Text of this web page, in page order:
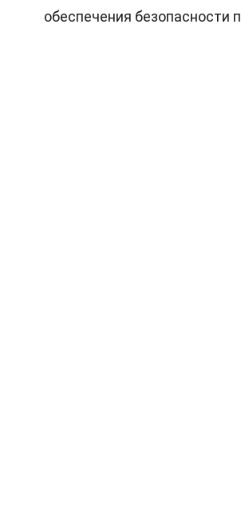
обеспечения безопасности